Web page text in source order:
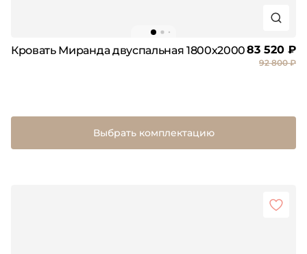
Кровать Миранда двуспальная 1800х200083 520 ₽
92 800 ₽
Выбрать комплектацию